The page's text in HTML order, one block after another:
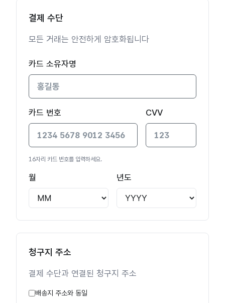
결제 수단
모든 거래는 안전하게 암호화됩니다
카드 소유자명
카드 번호 CVV
16자리 카드 번호를 입력하세요.
월 년도
청구지 주소
결제 수단과 연결된 청구지 주소
배송지 주소와 동일